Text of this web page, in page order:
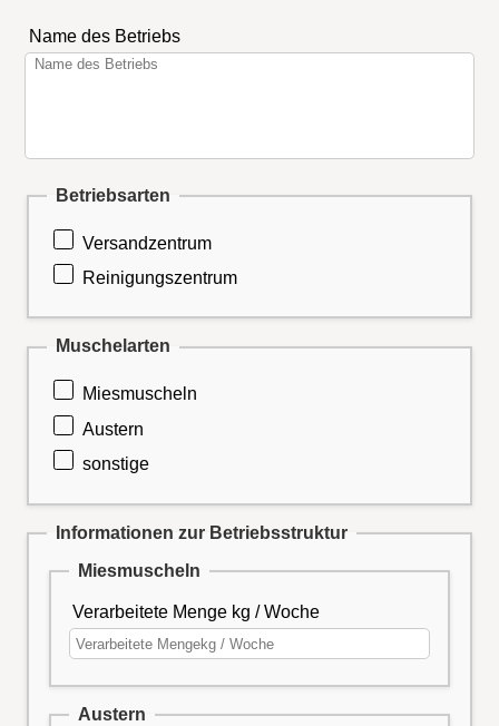
Name des Betriebs
Betriebsarten
Versandzentrum
Reinigungszentrum
Muschelarten
Miesmuscheln
Austern
sonstige
Informationen zur Betriebsstruktur
Miesmuscheln
Verarbeitete Menge kg / Woche
Austern